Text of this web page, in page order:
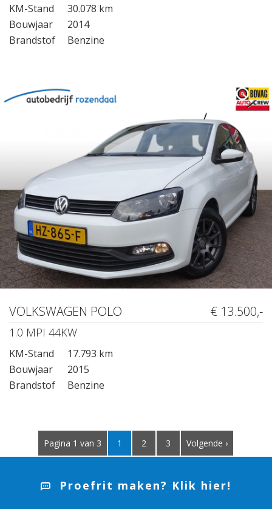
KM-Stand
30.078 km
Bouwjaar
2014
Brandstof
Benzine
VOLKSWAGEN POLO € 13.500,-
1.0 MPI 44KW
KM-Stand
17.793 km
Bouwjaar
2015
Brandstof
Benzine
Pagina 1 van 3 1 2 3 Volgende ›
Proefrit maken? Klik hier!